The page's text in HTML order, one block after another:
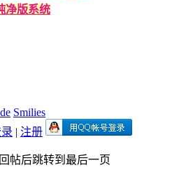
净版系统
Smilies
| 注册
回帖后跳转到最后一页